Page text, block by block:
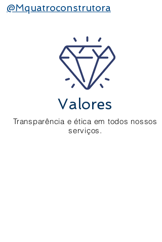
@Mquatroconstrutora
Valores
Transparência e ética em todos nossos
serviços.